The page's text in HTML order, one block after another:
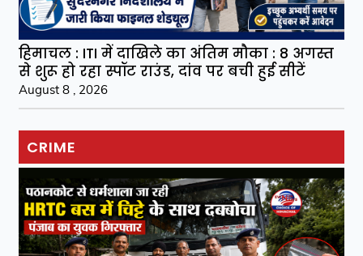
हिमाचल : ITI में दाखिले का अंतिम मौका : 8 अगस्त
से शुरू हो रहा स्पॉट राउंड, दांव पर बची हुई सीटें
August 8 , 2026
CRIME